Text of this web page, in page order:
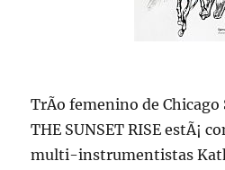
TrÃ­o femenino de Chicago
THE SUNSET RISE estÃ¡
multi-instrumentistas